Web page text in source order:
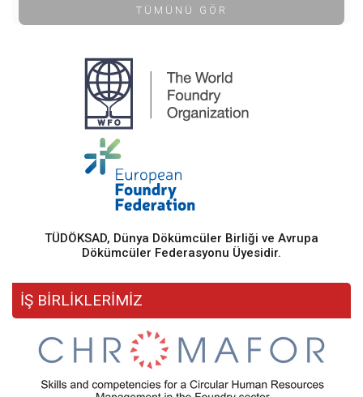
TÜMÜNÜ GÖR
TÜDÖKSAD, Dünya Dökümcüler Birliği ve Avrupa
Dökümcüler Federasyonu Üyesidir.
İŞ BİRLİKLERİMİZ